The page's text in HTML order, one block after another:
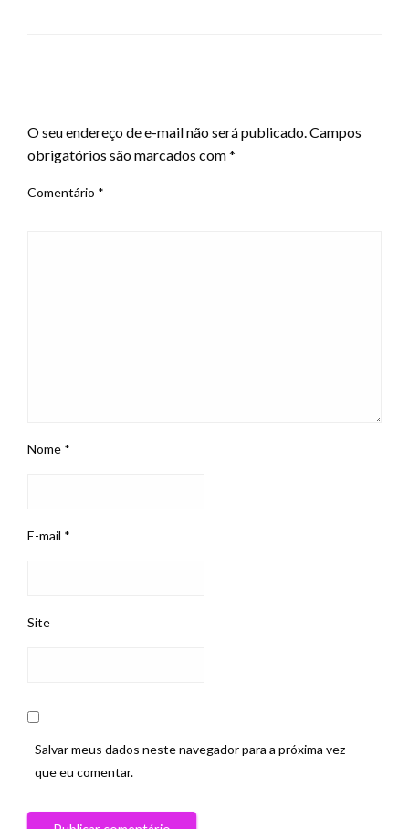
O seu endereço de e-mail não será publicado.Campos
obrigatórios são marcados com*
Comentário *
Nome *
E-mail *
Site
Salvar meus dados neste navegador para a próxima vez
que eu comentar.